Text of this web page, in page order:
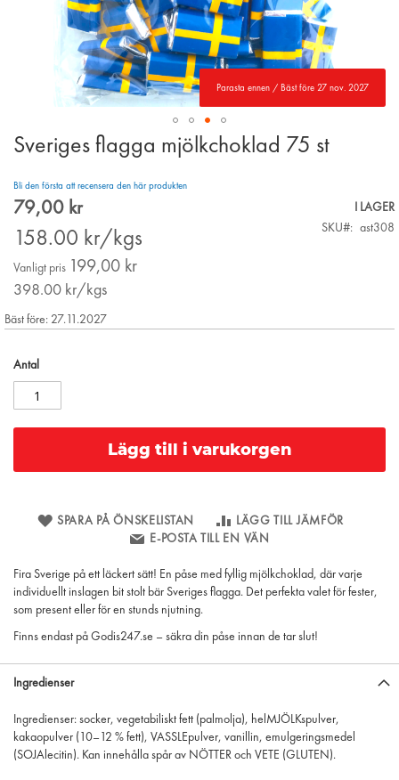
Parasta ennen / Bäst före 27 nov. 2027
Skip
of
the
images
gallery
Sveriges flagga mjölkchoklad 75 st
Bli den första att recensera den här produkten
Special
79,00 kr
158.00 kr/kgs
Vanligt pris 199,00 kr
398.00 kr/kgs
I LAGER
SKU
ast308
Bäst före: 27.11.2027
Antal
Lägg till i varukorgen
SPARA PÅ ÖNSKELISTAN
LÄGG TILL JÄMFÖR
E-POSTA TILL EN VÄN
Fira Sverige på ett läckert sätt! En påse med fyllig mjölkchoklad, där varje
individuellt inslagen bit stolt bär Sveriges flagga. Det perfekta valet för fester,
som present eller för en stunds njutning.
Finns endast på Godis247.se – säkra din påse innan de tar slut!
Ingredienser
Ingredienser: socker, vegetabiliskt fett (palmolja), helMJÖLKspulver,
kakaopulver (10–12 % fett), VASSLEpulver, vanillin, emulgeringsmedel
(SOJAlecitin). Kan innehålla spår av NÖTTER och VETE (GLUTEN).